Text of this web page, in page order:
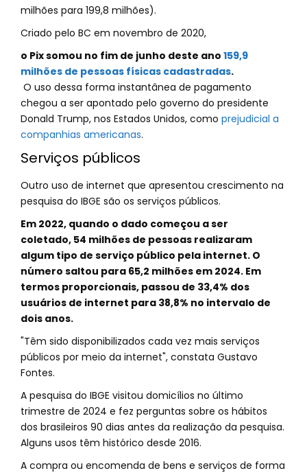
milhões para 199,8 milhões).
Criado pelo BC em novembro de 2020,
o Pix somou no fim de junho deste ano 159,9
milhões de pessoas físicas cadastradas.
O uso dessa forma instantânea de pagamento
chegou a ser apontado pelo governo do presidente
Donald Trump, nos Estados Unidos, como prejudicial a
companhias americanas.
Serviços públicos
Outro uso de internet que apresentou crescimento na
pesquisa do IBGE são os serviços públicos.
Em 2022, quando o dado começou a ser
coletado, 54 milhões de pessoas realizaram
algum tipo de serviço público pela internet. O
número saltou para 65,2 milhões em 2024. Em
termos proporcionais, passou de 33,4% dos
usuários de internet para 38,8% no intervalo de
dois anos.
"Têm sido disponibilizados cada vez mais serviços
públicos por meio da internet", constata Gustavo
Fontes.
A pesquisa do IBGE visitou domicílios no último
trimestre de 2024 e fez perguntas sobre os hábitos
dos brasileiros 90 dias antes da realização da pesquisa.
Alguns usos têm histórico desde 2016.
A compra ou encomenda de bens e serviços de forma